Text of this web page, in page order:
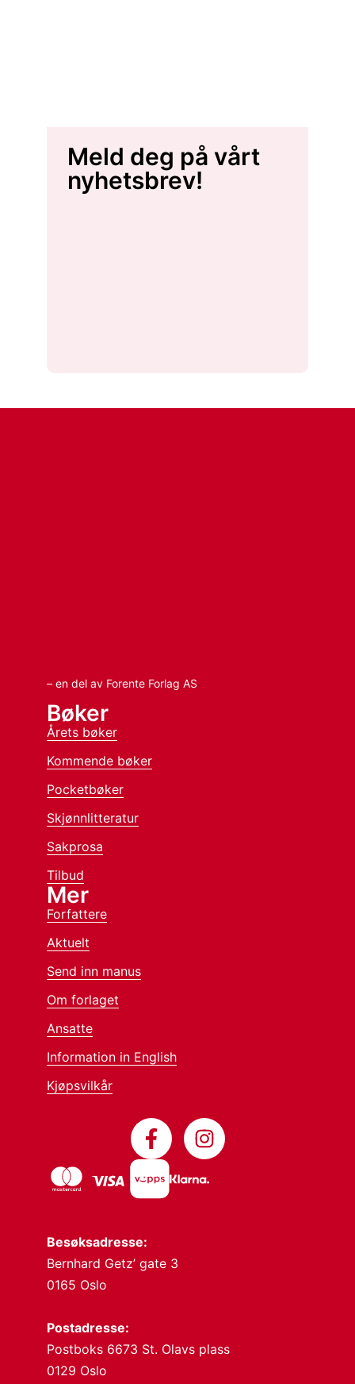
Meld deg på vårt
nyhetsbrev!
– en del av Forente Forlag AS
Besøksadresse:
Bernhard Getz’ gate 3
0165 Oslo
Postadresse:
Postboks 6673 St. Olavs plass
0129 Oslo
Bøker
Årets bøker
Kommende bøker
Pocketbøker
Skjønnlitteratur
Sakprosa
Tilbud
Mer
Forfattere
Aktuelt
Send inn manus
Om forlaget
Ansatte
Information in English
Kjøpsvilkår